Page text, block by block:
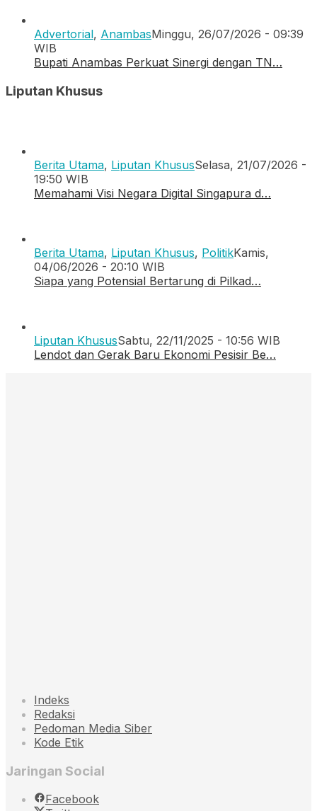
Advertorial, AnambasMinggu, 26/07/2026 - 09:39
WIB
Bupati Anambas Perkuat Sinergi dengan TN…
Liputan Khusus
Berita Utama, Liputan KhususSelasa, 21/07/2026 -
19:50 WIB
Memahami Visi Negara Digital Singapura d…
Berita Utama, Liputan Khusus, PolitikKamis,
04/06/2026 - 20:10 WIB
Siapa yang Potensial Bertarung di Pilkad…
Liputan KhususSabtu, 22/11/2025 - 10:56 WIB
Lendot dan Gerak Baru Ekonomi Pesisir Be…
Indeks
Redaksi
Pedoman Media Siber
Kode Etik
Jaringan Social
Facebook